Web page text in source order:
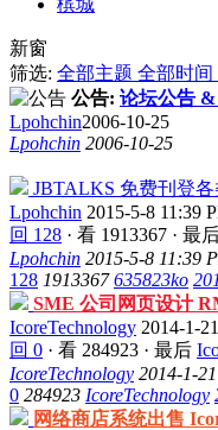
新窗
筛选: 全部主题 全部时间
公告: 论坛公告 &
Lpohchin2006-10-25
Lpohchin 2006-10-25
JBTALKS 免费刊登
Lpohchin 2015-5-8 11:39
回 128 · 看 1913367 · 最
Lpohchin 2015-5-8 11:39
128 1913367 635823ko
SME 公司网页设计
IcoreTechnology 2014-1-
回 0 · 看 284923 · 最后
IcoreTechnology 2014-1-
0 284923 IcoreTechnology
网络商店系统出售